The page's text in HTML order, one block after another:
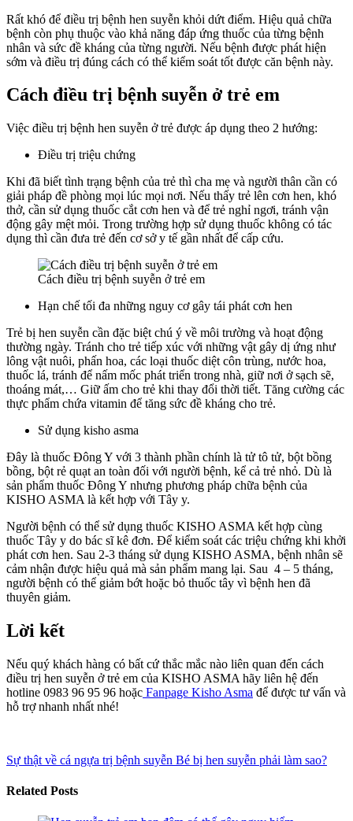
Rất khó để điều trị bệnh hen suyễn khỏi dứt điểm. Hiệu quả chữa
bệnh còn phụ thuộc vào khả năng đáp ứng thuốc của từng bệnh
nhân và sức đề kháng của từng người. Nếu bệnh được phát hiện
sớm và điều trị đúng cách có thể kiểm soát tốt được căn bệnh này.
Cách điều trị bệnh suyễn ở trẻ em
Việc điều trị bệnh hen suyễn ở trẻ được áp dụng theo 2 hướng:
Điều trị triệu chứng
Khi đã biết tình trạng bệnh của trẻ thì cha mẹ và người thân cần có
giải pháp đề phòng mọi lúc mọi nơi. Nếu thấy trẻ lên cơn hen, khó
thở, cần sử dụng thuốc cắt cơn hen và để trẻ nghỉ ngơi, tránh vận
động gây mệt mỏi. Trong trường hợp sử dụng thuốc không có tác
dụng thì cần đưa trẻ đến cơ sở y tế gần nhất để cấp cứu.
Cách điều trị bệnh suyễn ở trẻ em
Hạn chế tối đa những nguy cơ gây tái phát cơn hen
Trẻ bị hen suyễn cần đặc biệt chú ý về môi trường và hoạt động
thường ngày. Tránh cho trẻ tiếp xúc với những vật gây dị ứng như
lông vật nuôi, phấn hoa, các loại thuốc diệt côn trùng, nước hoa,
thuốc lá, tránh để nấm mốc phát triển trong nhà, giữ nơi ở sạch sẽ,
thoáng mát,… Giữ ấm cho trẻ khi thay đổi thời tiết. Tăng cường các
thực phẩm chứa vitamin để tăng sức đề kháng cho trẻ.
Sử dụng kisho asma
Đây là thuốc Đông Y với 3 thành phần chính là tử tô tử, bột bồng
bồng, bột rẻ quạt an toàn đối với người bệnh, kể cả trẻ nhỏ. Dù là
sản phẩm thuốc Đông Y nhưng phương pháp chữa bệnh của
KISHO ASMA là kết hợp với Tây y.
Người bệnh có thể sử dụng thuốc KISHO ASMA kết hợp cùng
thuốc Tây y do bác sĩ kê đơn. Để kiểm soát các triệu chứng khi khởi
phát cơn hen. Sau 2-3 tháng sử dụng KISHO ASMA, bệnh nhân sẽ
cảm nhận được hiệu quả mà sản phẩm mang lại. Sau 4 – 5 tháng,
người bệnh có thể giảm bớt hoặc bỏ thuốc tây vì bệnh hen đã
thuyên giảm.
Lời kết
Nếu quý khách hàng có bất cứ thắc mắc nào liên quan đến cách
điều trị hen suyễn ở trẻ em của KISHO ASMA hãy liên hệ đến
hotline 0983 96 95 96 hoặc Fanpage Kisho Asma để được tư vấn và
hỗ trợ nhanh nhất nhé!
Sự thật về cá ngựa trị bệnh suyễn Bé bị hen suyễn phải làm sao?
Related Posts